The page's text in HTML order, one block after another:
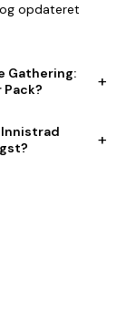
opdateret
Gathering:
+
Innistrad
+